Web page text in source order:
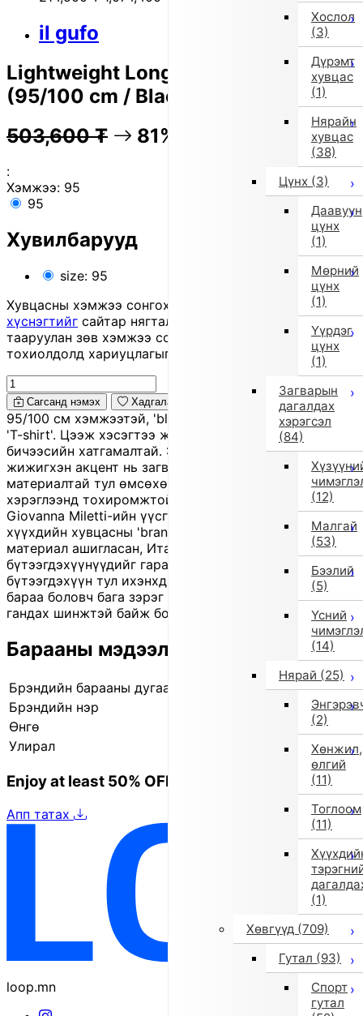
Хослол
(3)
Дүрэмт
хувцас
(1)
Нярайн
хувцас
(38)
Цүнх (3)
Даавуун
цүнх
(1)
Мөрний
цүнх
(1)
Үүрдэг
цүнх
(1)
Загварын
дагалдах
хэрэгсэл
(84)
(12)
Малгай
(53)
Бээлий
(5)
Үсний
(14)
Нярай (25)
(2)
Хөнжил,
өлгий
(11)
Тоглоом
(11)
(1)
Хөвгүүд (709)
Гутал (93)
Спорт
гутал
il gufo
Lightweight Long-Sleeve T-Shirt
(95/100 cm / Black)
503,600 ₮ 81% OFF ₮
:
Хэмжээ: 95
95
Хувилбарууд
size: 95
Хувцасны хэмжээ сонгохдоо
хэмжээ сонгох
хүснэгтийг сайтар нягталж, биеийн хэмжээтэйгээ
тааруулан зөв хэмжээ сонгоно уу, хувцас таарахгүй
тохиолдолд хариуцлагыг захиалагч өөрөө хүлээнэ.
Сагсанд нэмэх Хадгалах
95/100 см хэмжээтэй, 'black' өнгийн, урт ханцуйтай
'T-shirt'. Цээж хэсэгтээ жижиг титэм болон
бичээсийн хатгамалтай. Энгийн силуэттэй ч
жижигхэн акцент нь загварыг тодруулна. Зөөлөн
материалтай тул өмсөхөд тухтай, өдөр тутмын
хэрэглээнд тохиромжтой. 'Il Gufo' нь 1980 онд
Giovanna Miletti-ийн үүсгэн байгуулсан Итали
хүүхдийн хувцасны 'brand' бөгөөд байгалийн
материал ашигласан, Италийн хэв маягийн
бүтээгдэхүүнүүдийг гараар урладаг. Энэ нь 'outlet'
бүтээгдэхүүн тул ихэнхдээ өмнөх улирлын шинэ
бараа боловч бага зэрэг зураас, үрчлээс, эсвэл өнгө
гандах шинжтэй байж болно.
Барааны мэдээлэл
Брэндийн барааны дугаар
Брэндийн нэр
Өнгө
Улирал
2025 оны намар/өвөл
Enjoy at least 50% OFF Tokyo fashion
Апп татах
loop.mn